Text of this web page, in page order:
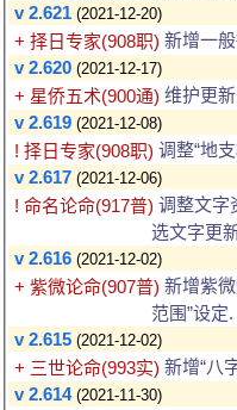
v 2.621 (2021-12-20)
+ 择日专家(908职) 新增一般
v 2.620 (2021-12-17)
+ 星侨五术(900通) 维护更
v 2.619 (2021-12-08)
! 择日专家(908职) 调整“地
v 2.617 (2021-12-06)
! 命名论命(917普) 调整文字
选文字更
v 2.616 (2021-12-02)
+ 紫微论命(907普) 新增紫
范围”设定.
v 2.615 (2021-12-02)
+ 三世论命(993实) 新增“八
v 2.614 (2021-11-30)